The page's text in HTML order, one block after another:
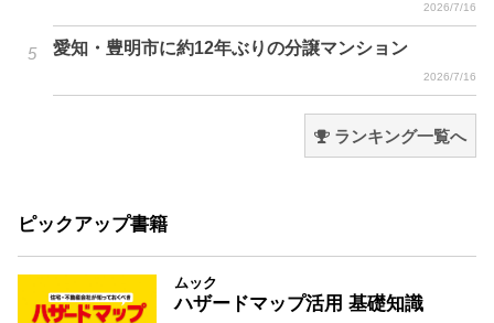
2026/7/16
愛知・豊明市に約12年ぶりの分譲マンション
2026/7/16
ランキング一覧へ
ピックアップ書籍
ムック
ハザードマップ活用 基礎知識